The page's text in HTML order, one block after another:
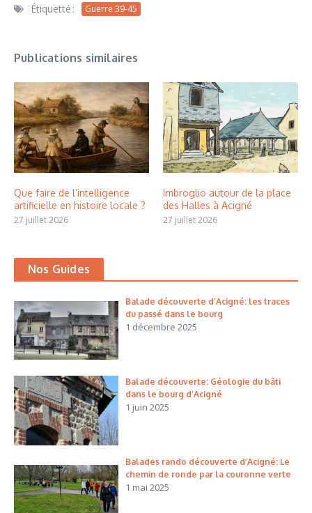
Étiquetté : Guerre 39-45
Publications similaires
Que faire de l’intelligence
artificielle en histoire locale ?
27 juillet 2026
Imbroglio autour de la place
des Halles à Acigné
27 juillet 2026
Nos Guides
Balade découverte d’Acigné: les traces
du passé dans le bourg
1 décembre 2025
Balade découverte: Géologie du bâti
dans le bourg d’Acigné
1 juin 2025
Balades rando découverte d’Acigné: Le
chemin de ronde par la couronne verte
1 mai 2025